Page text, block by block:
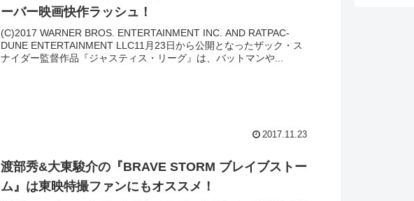
ーバー映画快作ラッシュ！
(C)2017 WARNER BROS. ENTERTAINMENT INC. AND RATPAC-
DUNE ENTERTAINMENT LLC11月23日から公開となったザック・ス
ナイダー監督作品『ジャスティス・リーグ』は、バットマンや...
2017.11.23
渡部秀&大東駿介の『BRAVE STORM ブレイブストー
ム』は東映特撮ファンにもオススメ！